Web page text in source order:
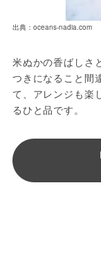
出典：oceans-nadia.com
米ぬかの香ばしさ
つきになること間
て、アレンジも楽
るひと品です。